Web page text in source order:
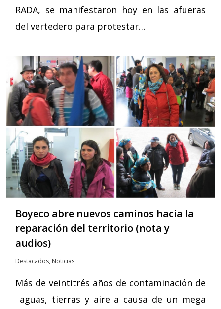
RADA, se manifestaron hoy en las afueras
del vertedero para protestar…
Boyeco abre nuevos caminos hacia la
reparación del territorio (nota y
audios)
Destacados, Noticias
Más de veintitrés años de contaminación de
aguas, tierras y aire a causa de un mega